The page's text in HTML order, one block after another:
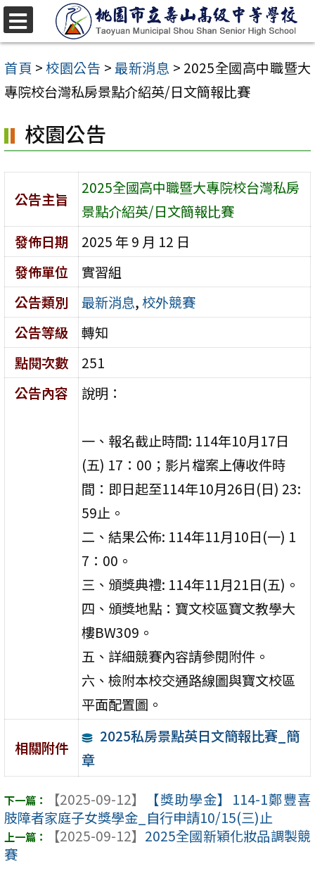
跳
至
主
要
容
區
首頁 >校園公告 >最新消息 > 2025全國高中職暨大
專院校台灣私房景點介紹英/日文簡報比賽
校園公告
公告主旨
2025全國高中職暨大專院校台灣私房
景點介紹英/日文簡報比賽
發佈日期
2025 年 9 月 12 日
發佈單位
實習組
公告類別
最新消息,校外競賽
公告等級
轉知
點閱次數
251
公告內容
說明：
一、報名截止時間: 114年10月17日
(五) 17：00；影片檔案上傳收件時
間：即日起至114年10月26日(日) 23:
59止。
二、結果公佈: 114年11月10日(一) 1
7：00。
三、頒獎典禮: 114年11月21日(五)。
四、頒獎地點：寶文校區寶文教學大
樓BW309。
五、詳細競賽內容請參閱附件。
六、檢附本校交通路線圖與寶文校區
平面配置圖。
相關附件
2025私房景點英日文簡報比賽_簡
章
【2025-09-12】
【獎助學金】114-1鄭豐喜
肢障者家庭子女獎學金_自行申請10/15(三)止
【2025-09-12】 2025全國新穎化妝品調製競
賽
選
單